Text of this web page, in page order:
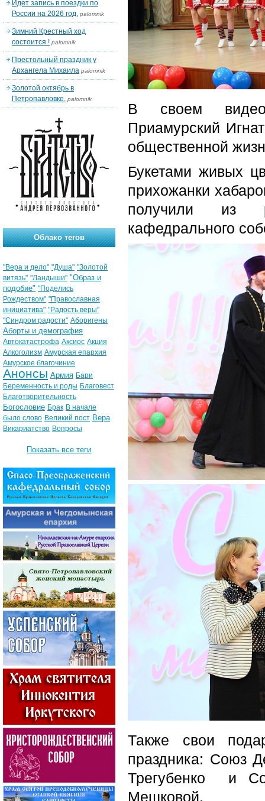
В своем
Приамурский
общественной
Букетами живых
прихожанки
получили из
кафедрального
Также свои
праздника: Союз
Трегубенко и
Мешковой.
Идет запись в поездки по
России на 2026 год. palomnik
Зимний Крестный ход
состоится ! palomnik
Престольный праздник у
Архангела Михаила palomnik
Золотой октябрь в
Петропавловке. palomnik
Облако тегов
"Вера и дело" "Душа" "Золотой
витязь" "Ландыши" "Образ и
подобие" "Поделись
Рождеством" "Православная
инициатива" "Радость веры"
"Синдром радости" Аборигены
Аборты и демография
Автокатастрофа Аксиос Акция
Алкоголизм Амурская епархия
Амурское благочиние
Анонсы Армия Бари
Беременность и роды Благовест
Благотворительность
Богословие Брак В начале
было слово Великий пост Вера
Викариатство Вопросы
Показать все теги